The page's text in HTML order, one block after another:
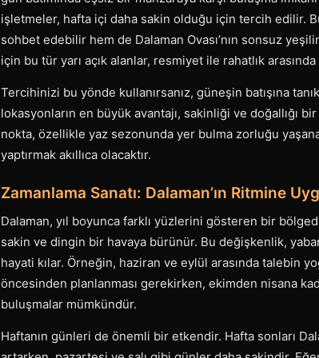
işletmeler, hafta içi daha sakin olduğu için tercih edilir.
sohbet edebilir hem de Dalaman Ovası’nın sonsuz
için bu tür yarı açık alanlar, resmiyet ile rahatlık
Tercihinizi bu yönde kullanırsanız, güneşin batışına
lokasyonların en büyük avantajı, sakinliği ve doğallığı
nokta, özellikle yaz sezonunda yer bulma zorluğu
yaptırmak akıllıca olacaktır.
Zamanlama Sanatı: Dalaman’ın Ritmine
Dalaman, yıl boyunca farklı yüzlerini gösteren bir
sakin ve dingin bir havaya bürünür. Bu değişkenlik,
hayati kılar. Örneğin, haziran ve eylül arasında talebin
öncesinden planlanması gerekirken, ekimden nisana
buluşmalar mümkündür.
Haftanın günleri de önemli bir etkendir. Hafta sonları